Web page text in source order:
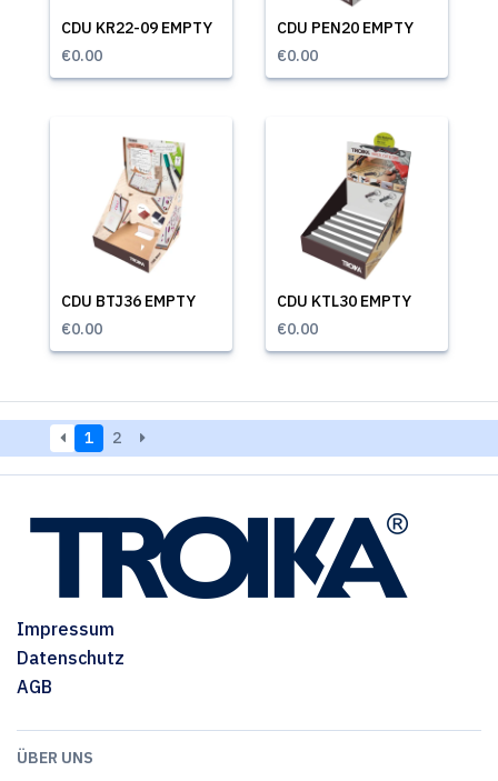
CDU KR22-09 EMPTY
€0.00
CDU PEN20 EMPTY
€0.00
CDU BTJ36 EMPTY
€0.00
CDU KTL30 EMPTY
€0.00
1 2
Impressum
Datenschutz
AGB
ÜBER UNS